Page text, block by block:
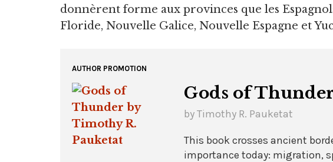
donnèrent forme aux provinces que les
Floride, Nouvelle Galice, Nouvelle Espagne et
AUTHOR PROMOTION
Gods of
by Timothy R. Pauketat
This book crosses ancient
importance today: migration,